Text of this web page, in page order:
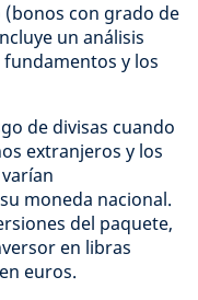
con grado de
un análisis
y los
de divisas cuando
extranjeros y los
moneda nacional.
del paquete,
en libras
euros.